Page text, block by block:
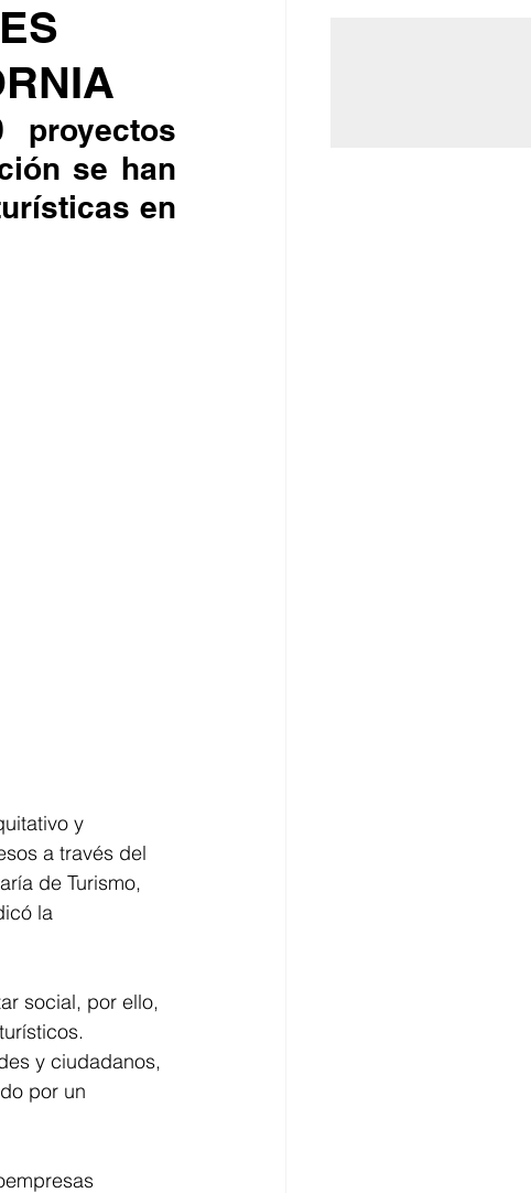
se han
en
y
a través del
de Turismo,
la
social, por ello,
y ciudadanos,
por un